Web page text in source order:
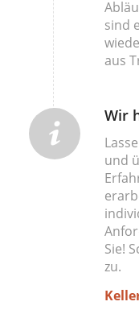
sind
aus
Wir
und
Sie!
zu.